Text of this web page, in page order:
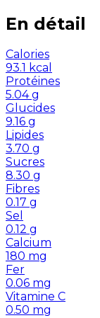
En détail
Calories
93.1 kcal
Protéines
5.04 g
Glucides
9.16 g
Lipides
3.70 g
Sucres
8.30 g
Fibres
0.17 g
Sel
0.12 g
Calcium
180 mg
Fer
0.06 mg
Vitamine C
0.50 mg